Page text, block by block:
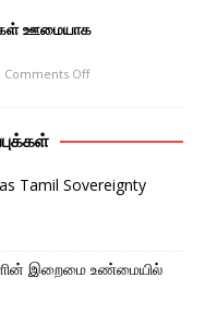
ஊமையாக
Comments Off
Tamil Sovereignty
இறைமை உண்மையில்